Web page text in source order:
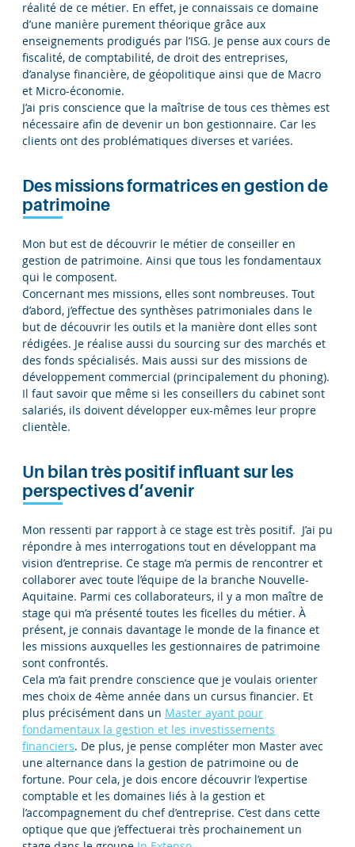
réalité de ce métier. En effet, je connaissais ce domaine
d’une manière purement théorique grâce aux
enseignements prodigués par l’ISG. Je pense aux cours de
fiscalité, de comptabilité, de droit des entreprises,
d’analyse financière, de géopolitique ainsi que de Macro
et Micro-économie.
J’ai pris conscience que la maîtrise de tous ces thèmes est
nécessaire afin de devenir un bon gestionnaire. Car les
clients ont des problématiques diverses et variées.
Des missions formatrices en gestion de
patrimoine
Mon but est de découvrir le métier de conseiller en
gestion de patrimoine. Ainsi que tous les fondamentaux
qui le composent.
Concernant mes missions, elles sont nombreuses. Tout
d’abord, j’effectue des synthèses patrimoniales dans le
but de découvrir les outils et la manière dont elles sont
rédigées. Je réalise aussi du sourcing sur des marchés et
des fonds spécialisés. Mais aussi sur des missions de
développement commercial (principalement du phoning).
Il faut savoir que même si les conseillers du cabinet sont
salariés, ils doivent développer eux-mêmes leur propre
clientèle.
Un bilan très positif influant sur les
perspectives d’avenir
Mon ressenti par rapport à ce stage est très positif. J’ai pu
répondre à mes interrogations tout en développant ma
vision d’entreprise. Ce stage m’a permis de rencontrer et
collaborer avec toute l’équipe de la branche Nouvelle-
Aquitaine. Parmi ces collaborateurs, il y a mon maître de
stage qui m’a présenté toutes les ficelles du métier. À
présent, je connais davantage le monde de la finance et
les missions auxquelles les gestionnaires de patrimoine
sont confrontés.
Cela m’a fait prendre conscience que je voulais orienter
mes choix de 4ème année dans un cursus financier. Et
plus précisément dans un Master ayant pour
fondamentaux la gestion et les investissements
financiers. De plus, je pense compléter mon Master avec
une alternance dans la gestion de patrimoine ou de
fortune. Pour cela, je dois encore découvrir l’expertise
comptable et les domaines liés à la gestion et
l’accompagnement du chef d’entreprise. C’est dans cette
optique que que j’effectuerai très prochainement un